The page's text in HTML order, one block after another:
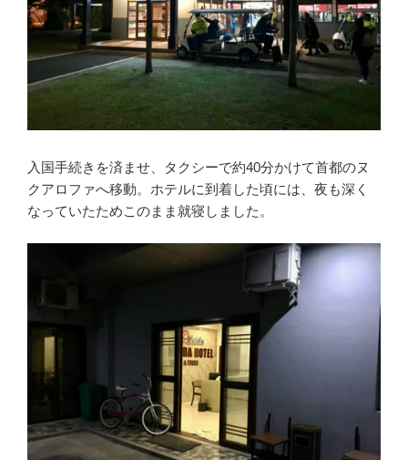
入国手続きを済ませ、タクシーで約40分かけて首都のヌ
クアロファへ移動。ホテルに到着した頃には、夜も深く
なっていたためこのまま就寝しました。